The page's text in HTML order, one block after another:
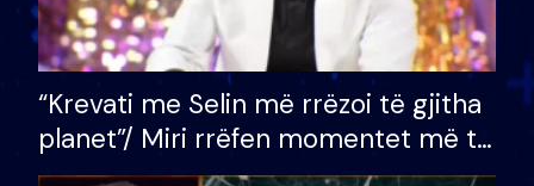
“Krevati me Selin më rrëzoi të gjitha
planet”/ Miri rrëfen momentet më të
bukura në shtëpinë e BB VIP: Do më